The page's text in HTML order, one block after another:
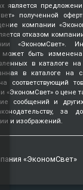
является
полученной
компании
отказом
«ЭкономСвет».
может быть
в каталоге на
в каталоге на
соответствующий
«ЭкономСвет» о цене
сообщений и
за
и изображений.
«ЭкономСвет»